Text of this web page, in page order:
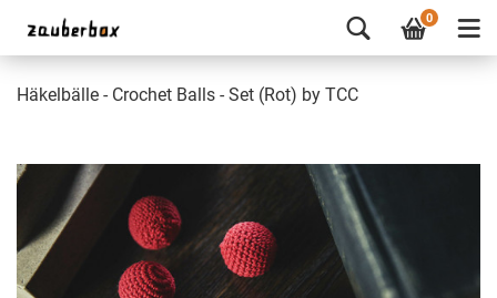
0
Häkelbälle - Crochet Balls - Set (Rot) by TCC